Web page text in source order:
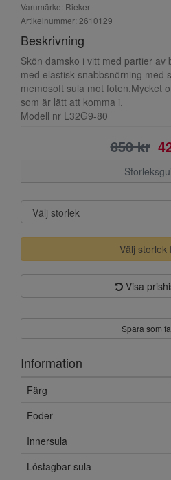
Varumärke: Rieker
Artikelnummer: 2610129
Beskrivning
Skön damsko i vitt med partier av
med elastisk snabbsnörning med
memosoft sula mot foten.Mycket
som är lätt att komma i.
Modell nr L32G9-80
850 kr
Välj storlek
Visa
Spara som
Information
Färg
Foder
Innersula
Löstagbar sula